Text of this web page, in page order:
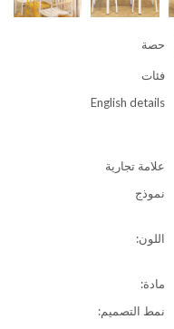
حصة
فئات
English details
علامة تجارية
نموذج
اللون:
مادة:
نمط التصميم: